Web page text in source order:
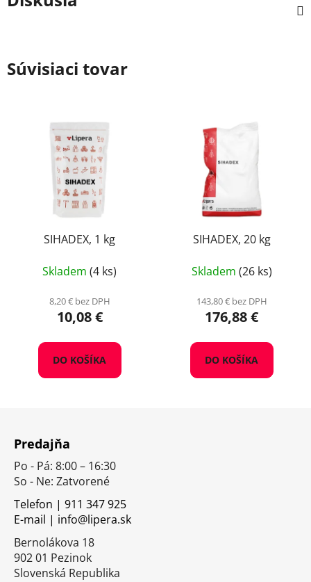
Súvisiaci tovar
SIHADEX, 1 kg
Skladem (4 ks)
8,20 € bez DPH
10,08 €
DO KOŠÍKA
SIHADEX, 20 kg
Skladem (26 ks)
143,80 € bez DPH
176,88 €
DO KOŠÍKA
Predajňa
Po - Pá: 8:00 – 16:30
So - Ne: Zatvorené
Telefon | 911 347 925
E-mail | info@lipera.sk
Bernolákova 18
902 01 Pezinok
Slovenská Republika